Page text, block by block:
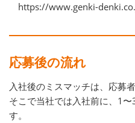
https://www.genki-
応募後の流れ
入社後のミスマッチは、応募
そこで当社では入社前に、1
す。